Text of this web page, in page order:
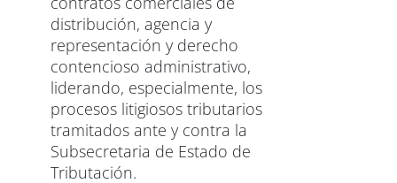
distribución, agencia y
representación y derecho
contencioso administrativo,
liderando, especialmente, los
procesos litigiosos tributarios
tramitados ante y contra la
Subsecretaria de Estado de
Tributación.